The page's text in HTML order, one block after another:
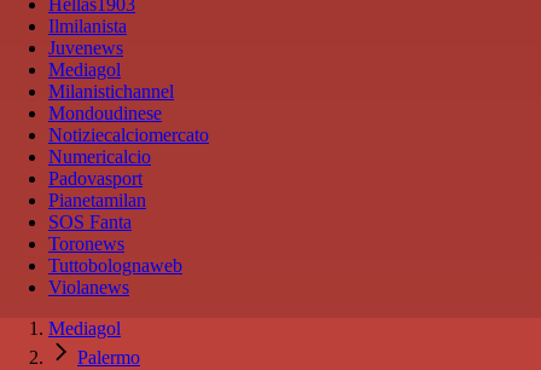
Hellas1903
Ilmilanista
Juvenews
Mediagol
Milanistichannel
Mondoudinese
Notiziecalciomercato
Numericalcio
Padovasport
Pianetamilan
SOS Fanta
Toronews
Tuttobolognaweb
Violanews
Mediagol
Palermo